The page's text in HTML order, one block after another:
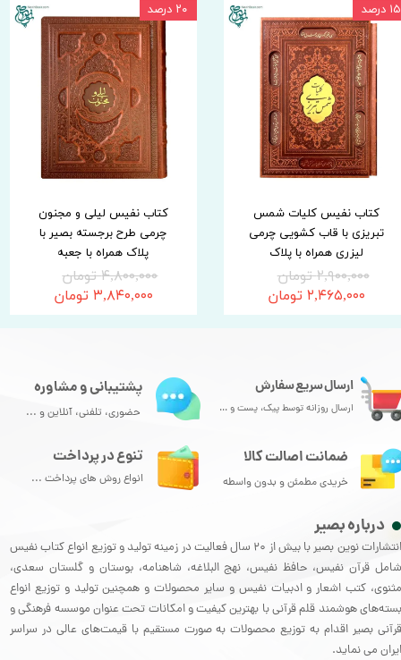
کتاب نفیس کلیات شمس
تبریزی با قاب کشویی چرمی
لیزری همراه با پلاک
۲,۹۰۰,۰۰۰ تومان
۲,۴۶۵,۰۰۰ تومان
۱۵ درصد
کتاب نفیس لیلی و مجنون
چرمی طرح برجسته بصیر با
پلاک همراه با جعبه
۴,۸۰۰,۰۰۰ تومان
۳,۸۴۰,۰۰۰ تومان
۲۰ درصد
درباره بصیر
انتشارات نوین بصیر با بیش از 20 سال فعالیت در زمینه تولید و توزیع انواع کتاب نفیس
شامل قرآن نفیس، حافظ نفیس، نهج البلاغه، شاهنامه، بوستان و گلستان سعدی،
مثنوی، کتب اشعار و ادبیات نفیس و سایر محصولات و همچنین تولید و توزیع انواع
بسته‌های هوشمند قلم قرآنی با بهترین کیفیت و امکانات تحت عنوان موسسه فرهنگی و
قرآنی بصیر اقدام به توزیع محصولات به صورت مستقیم با قیمت‌های عالی در سراسر
ایران می نماید.
ارسال سریع سفارش
ارسال روزانه توسط پیک، پست و ...
تنوع در پرداخت
انواع روش های پرداخت ...
پشتیبانی و مشاوره
حضوری، تلفنی، آنلاین و ...
ضمانت اصالت کالا
خریدی مطمئن و بدون واسطه